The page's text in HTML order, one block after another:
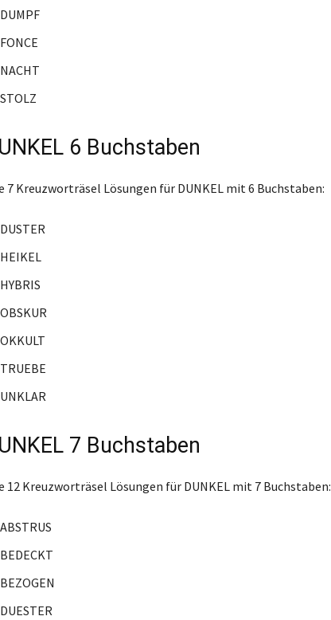
DUMPF
FONCE
NACHT
STOLZ
6 Buchstaben
7 Kreuzworträsel Lösungen für DUNKEL mit 6 Buchstaben:
DUSTER
HEIKEL
HYBRIS
OBSKUR
OKKULT
TRUEBE
UNKLAR
7 Buchstaben
12 Kreuzworträsel Lösungen für DUNKEL mit 7 Buchstaben:
ABSTRUS
BEDECKT
BEZOGEN
DUESTER